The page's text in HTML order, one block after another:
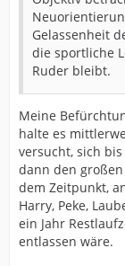
Gelassenheit
die sportliche
Ruder bleibt.
Meine
halte es
versucht, sich
dann den
dem Zeitpunkt,
Harry, Peke,
ein Jahr
entlassen wäre.